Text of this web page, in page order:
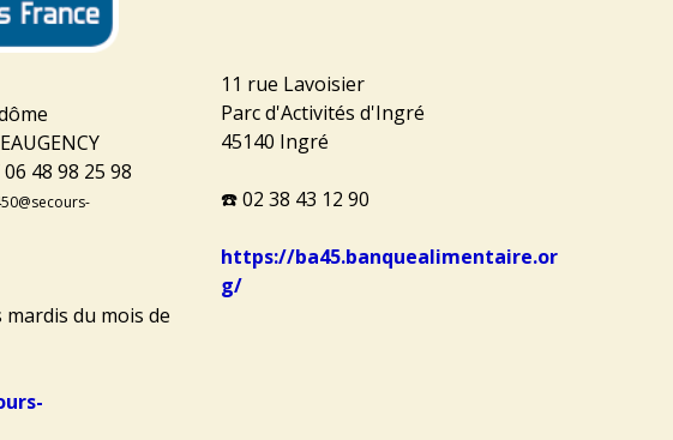
48 98 25 98
du mois de
11 rue Lavoisier
Parc d'Activités d'Ingré
45140 Ingré
☎️02 38 43 12 90
https://ba45.banquealimentaire.or
g/